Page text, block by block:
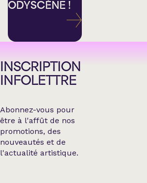
ODYSCÈNE !
INSCRIPTION
INFOLETTRE
Abonnez-vous pour
être à l'affût de nos
promotions, des
nouveautés et de
l'actualité artistique.